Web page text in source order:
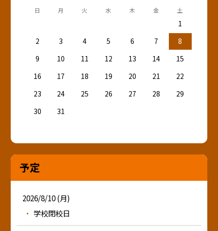
日 月 火 水 木 金 土
1
2
3 4 5 6 7
8
9
10 11 12 13 14
15
16
17 18 19 20 21
22
23
24 25 26 27 28
29
30
31
予定
2026/8/10 (月)
学校閉校日